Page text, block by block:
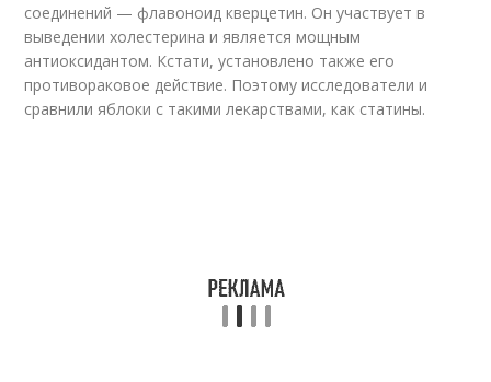
соединений — флавоноид кверцетин. Он участвует в
выведении холестерина и является мощным
антиоксидантом. Кстати, установлено также его
противораковое действие. Поэтому исследователи и
сравнили яблоки с такими лекарствами, как статины.